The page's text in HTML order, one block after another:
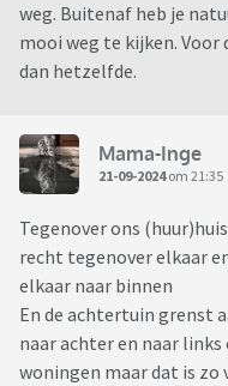
weg. Buitenaf heb je
mooi weg te kijken. Voor
dan hetzelfde.
Mama-Inge
21-09-2024om 21:35
Tegenover ons
recht tegenover elkaar
elkaar naar binnen
En de achtertuin grenst
naar achter en naar
woningen maar dat is zo